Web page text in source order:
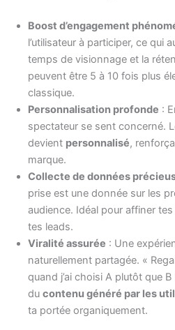
Boost d’engagement
l’utilisateur à participer, ce qui
temps de visionnage et la
peuvent être 5 à 10 fois plus
classique.
Personnalisation profonde :
spectateur se sent concerné.
devient personnalisé,
marque.
Collecte de données
prise est une donnée sur les
audience. Idéal pour affiner
tes leads.
Viralité assurée : Une
naturellement partagée. «
quand j’ai choisi A plutôt que
du contenu généré par les
ta portée organiquement.